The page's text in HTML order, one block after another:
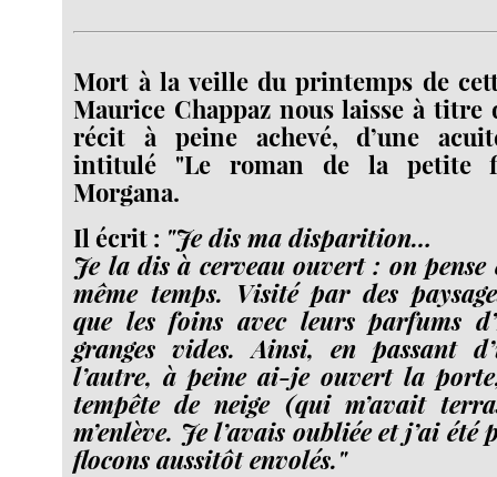
Mort à la veille du printemps de
Maurice Chappaz nous laisse à titre
récit à peine achevé, d’une
intitulé "Le roman de la petite
Morgana.
Il écrit : "Je dis ma disparition…
Je la dis à cerveau ouvert : on pense
même temps. Visité par des
que les foins avec leurs parfums
granges vides. Ainsi, en passant
l’autre, à peine ai-je ouvert la
tempête de neige (qui m’avait
m’enlève. Je l’avais oubliée et j’ai
ﬂocons aussitôt envolés."